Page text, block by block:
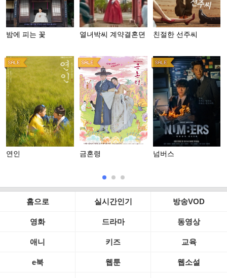
밤에 피는 꽃 열녀박씨 계약결혼뎐 친절한 선주씨
연인 금혼령 넘버스
홈으로 실시간인기 방송VOD
영화 드라마 동영상
애니 키즈 교육
e북 웹툰 웹소설